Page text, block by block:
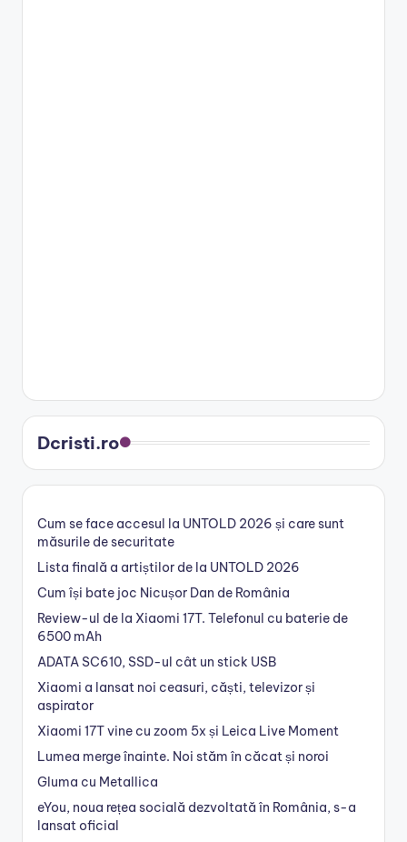
Dcristi.ro
Cum se face accesul la UNTOLD 2026 și care sunt
măsurile de securitate
Lista finală a artiștilor de la UNTOLD 2026
Cum își bate joc Nicușor Dan de România
Review-ul de la Xiaomi 17T. Telefonul cu baterie de
6500 mAh
ADATA SC610, SSD-ul cât un stick USB
Xiaomi a lansat noi ceasuri, căști, televizor și
aspirator
Xiaomi 17T vine cu zoom 5x și Leica Live Moment
Lumea merge înainte. Noi stăm în căcat și noroi
Gluma cu Metallica
eYou, noua rețea socială dezvoltată în România, s-a
lansat oficial